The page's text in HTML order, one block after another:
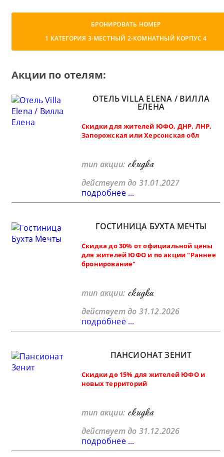
БРОНИРОВАТЬ НОМЕР
1 КАТЕГОРИЯ 3-МЕСТНЫЙ 2-КОМНАТНЫЙ КОРПУС 4
Акции по отелям:
ОТЕЛЬ VILLA ELENA / ВИЛЛА
ЕЛЕНА
Скидки для жителей ЮФО, ДНР, ЛНР,
Запорожская или Херсонская обл
тип акции: скидка
действует до 31.01.2027
подробнее ...
ГОСТИНИЦА БУХТА МЕЧТЫ
Скидка до 30% от официальной цены
для жителей ЮФО и по акции "Раннее
бронирование"
тип акции: скидка
действует до 31.12.2026
подробнее ...
ПАНСИОНАТ ЗЕНИТ
Скидки до 15% для жителей ЮФО и
новых территорий
тип акции: скидка
действует до 31.12.2026
подробнее ...